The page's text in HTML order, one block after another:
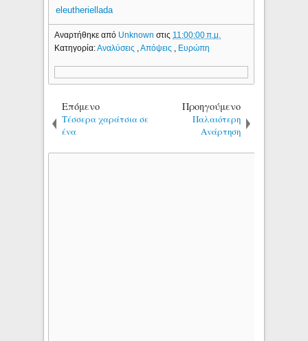
eleutheriellada
Αναρτήθηκε από Unknownστις 11:00:00 π.μ.
Κατηγορία:Αναλύσεις ,Απόψεις Ευρώπη
Επόμενο
Τέσσερα χαράτσια σε
ένα
Προηγούμενο
Παλαιότερη
Ανάρτηση